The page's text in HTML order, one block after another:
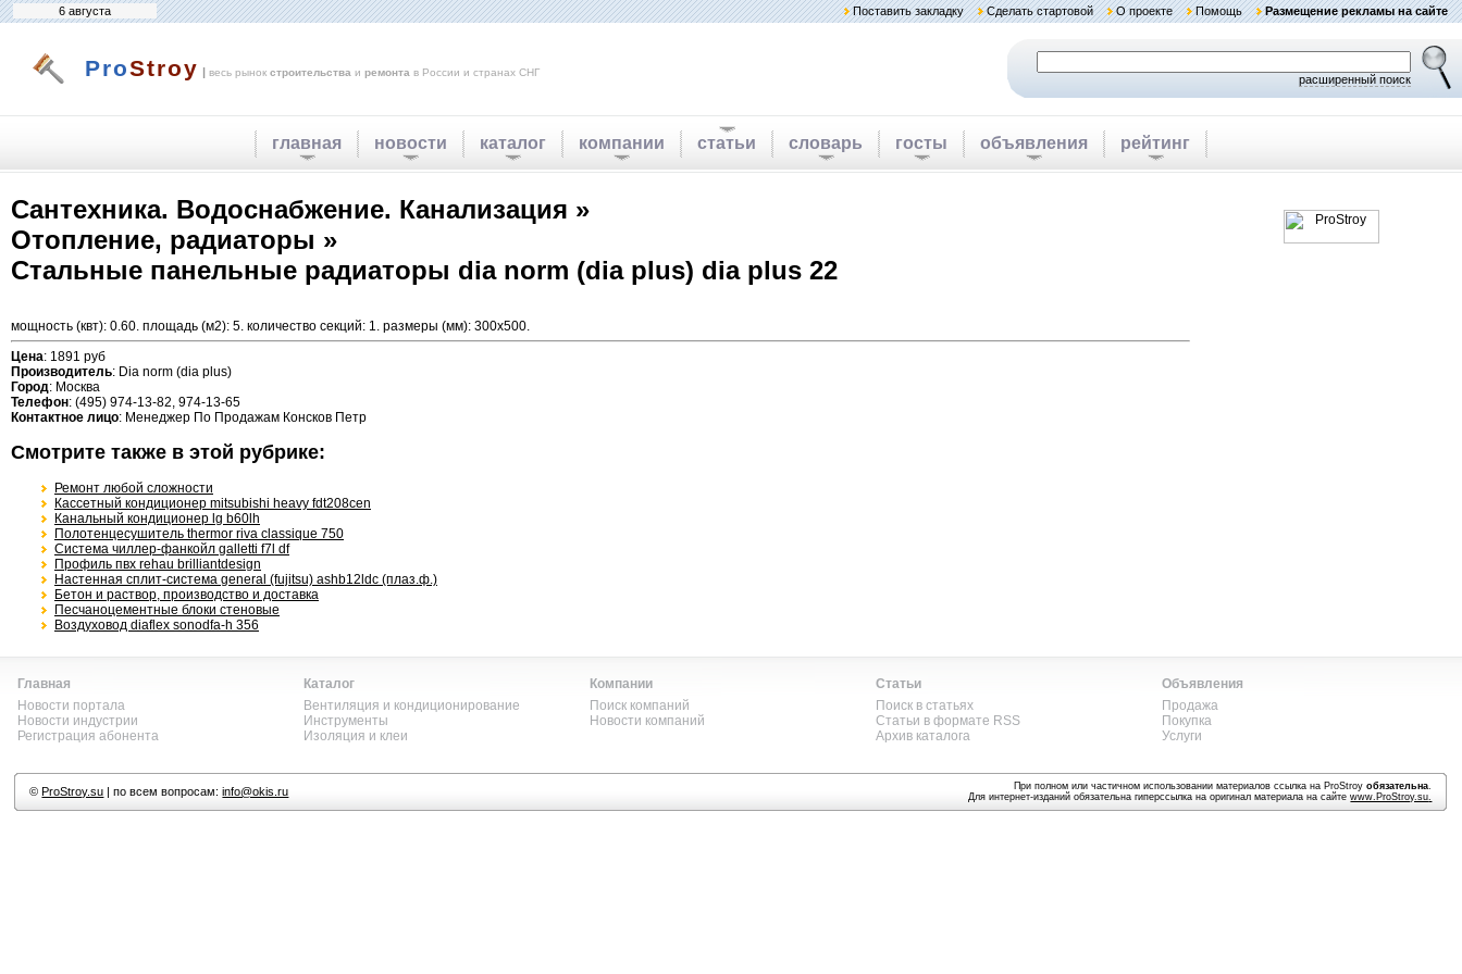
6 августа Поставить закладку Сделать стартовой О проекте Помощь Размещение рекламы на сайте
ProStroy | весь рынок строительства и ремонта в России и странах СНГ
расширенный поиск
главная новости каталог компании статьи словарь госты объявления рейтинг
Сантехника. Водоснабжение. Канализация »
Отопление, радиаторы »
Стальные панельные радиаторы dia norm (dia plus) dia plus 22
мощность (квт): 0.60. площадь (м2): 5. количество секций: 1. размеры (мм): 300x500.
Цена: 1891 руб
Производитель: Dia norm (dia plus)
Город: Москва
Телефон: (495) 974-13-82, 974-13-65
Контактное лицо: Менеджер По Продажам Консков Петр
Смотрите также в этой рубрике:
Ремонт любой сложности
Кассетный кондиционер mitsubishi heavy fdt208cen
Канальный кондиционер lg b60lh
Полотенцесушитель thermor riva classique 750
Система чиллер-фанкойл galletti f7l df
Профиль пвх rehau brilliantdesign
Настенная сплит-система general (fujitsu) ashb12ldc (плаз.ф.)
Бетон и раствор, производство и доставка
Песчаноцементные блоки стеновые
Воздуховод diaflex sonodfa-h 356
Главная
Новости портала
Новости индустрии
Регистрация абонента
Каталог
Вентиляция и кондиционирование
Инструменты
Изоляция и клеи
Компании
Поиск компаний
Новости компаний
Статьи
Поиск в статьях
Статьи в формате RSS
Архив каталога
Объявления
Продажа
Покупка
Услуги
©ProStroy.su | по всем вопросам:info@okis.ru При полном или частичном использовании материалов ссылка на ProStroyобязательна.
Для интернет-изданий обязательна гиперссылка на оригинал материала на сайтеwww.ProStroy.su.